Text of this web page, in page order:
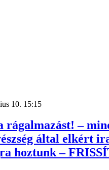
10. 15:15
rágalmazást! –
által elkért
hoztunk –